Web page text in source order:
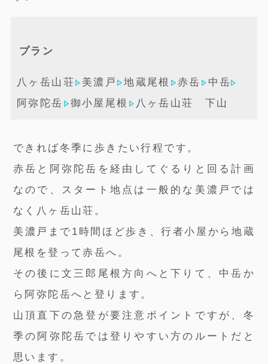
プラン
八ヶ岳山荘 美濃戸 地蔵尾根 赤岳
中岳
阿弥陀岳
御小屋尾根 八ヶ岳山荘 下山
できれば冬季に歩きたい行程です。
赤岳と阿弥陀岳を経由してぐるりと回る計画
なので、スタート地点は一般的な美濃戸では
なく八ヶ岳山荘。
美濃戸まで1時間ほど歩き、行者小屋から地蔵
尾根を登って赤岳へ。
その後に文三郎尾根方向へと下りて、中岳か
ら阿弥陀岳へと登ります。
山頂直下の急登が要注意ポイントですが、冬
季の阿弥陀岳では登りやすい方のルートだと
思います。